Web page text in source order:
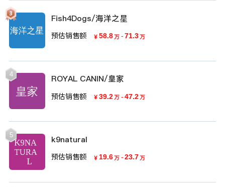
Fish4Dogs/海洋之星
预估销售额 ￥ 58.8万 - 71.3万
4 ROYAL CANIN/皇家
预估销售额 ￥ 39.2万 - 47.2万
5 k9natural
预估销售额 ￥ 19.6万 - 23.7万